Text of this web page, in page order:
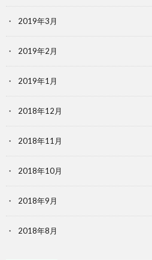
2019年3月
2019年2月
2019年1月
2018年12月
2018年11月
2018年10月
2018年9月
2018年8月